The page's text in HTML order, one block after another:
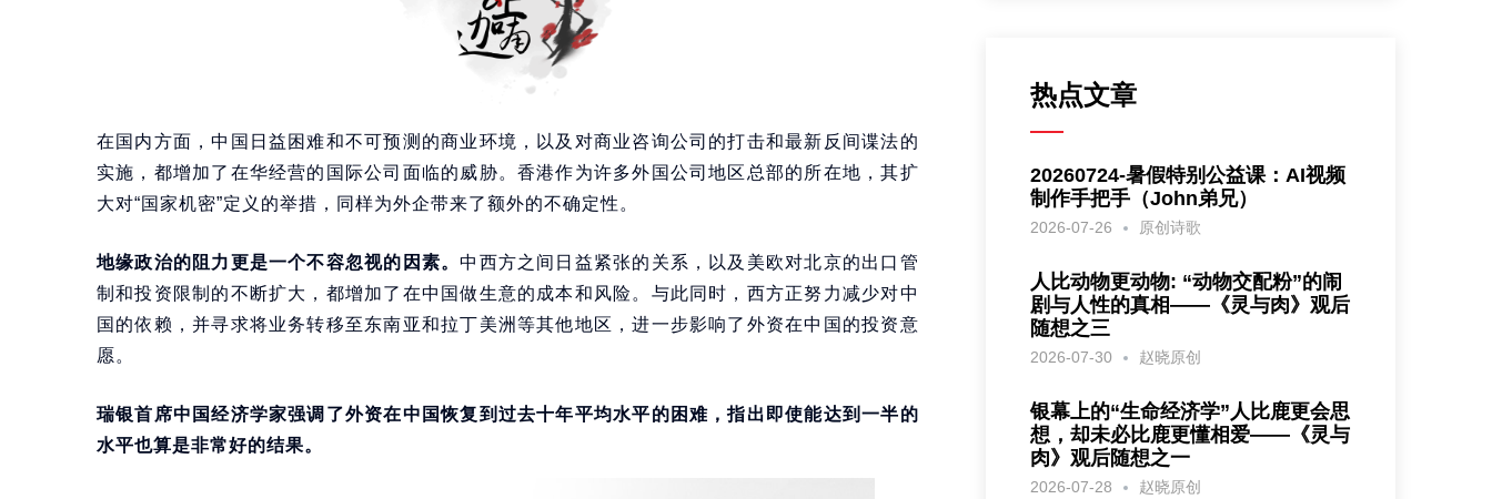
在国内方面，中国日益困难和不可预测的商业环境，以及对商业咨询公司的打击和最新反间谍法的
实施，都增加了在华经营的国际公司面临的威胁。香港作为许多外国公司地区总部的所在地，其扩
大对“国家机密”定义的举措，同样为外企带来了额外的不确定性。
地缘政治的阻力更是一个不容忽视的因素。中西方之间日益紧张的关系，以及美欧对北京的出口管
制和投资限制的不断扩大，都增加了在中国做生意的成本和风险。与此同时，西方正努力减少对中
国的依赖，并寻求将业务转移至东南亚和拉丁美洲等其他地区，进一步影响了外资在中国的投资意
愿。
瑞银首席中国经济学家强调了外资在中国恢复到过去十年平均水平的困难，指出即使能达到一半的
水平也算是非常好的结果。
热点文章
20260724-暑假特别公益课：AI视频
制作手把手（John弟兄）
2026-07-26 原创诗歌
人比动物更动物: “动物交配粉”的闹
剧与人性的真相——《灵与肉》观后
随想之三
2026-07-30 赵晓原创
银幕上的“生命经济学”人比鹿更会思
想，却未必比鹿更懂相爱——《灵与
肉》观后随想之一
2026-07-28 赵晓原创